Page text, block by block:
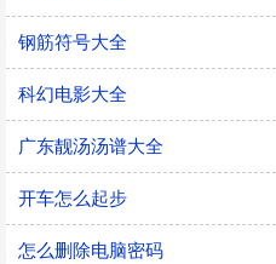
钢筋符号大全
科幻电影大全
广东靓汤汤谱大全
开车怎么起步
怎么删除电脑密码